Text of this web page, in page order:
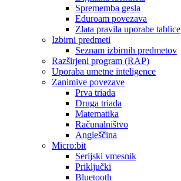
Sprememba gesla
Eduroam povezava
Zlata pravila uporabe tablice
Izbirni predmeti
Seznam izbirnih predmetov
Razširjeni program (RAP)
Uporaba umetne inteligence
Zanimive povezave
Prva triada
Druga triada
Matematika
Računalništvo
Angleščina
Micro:bit
Serijski vmesnik
Priključki
Bluetooth